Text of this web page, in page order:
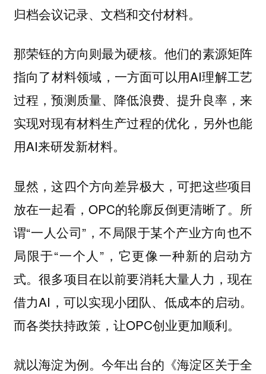
归档会议记录、文档和交付材料。
那荣钰的方向则最为硬核。他们的素源矩阵
指向了材料领域，一方面可以用AI理解工艺
过程，预测质量、降低浪费、提升良率，来
实现对现有材料生产过程的优化，另外也能
用AI来研发新材料。
显然，这四个方向差异极大，可把这些项目
放在一起看，OPC的轮廓反倒更清晰了。所
谓“一人公司”，不局限于某个产业方向也不
局限于“一个人”，它更像一种新的启动方
式。很多项目在以前要消耗大量人力，现在
借力AI，可以实现小团队、低成本的启动。
而各类扶持政策，让OPC创业更加顺利。
就以海淀为例。今年出台的《海淀区关于全